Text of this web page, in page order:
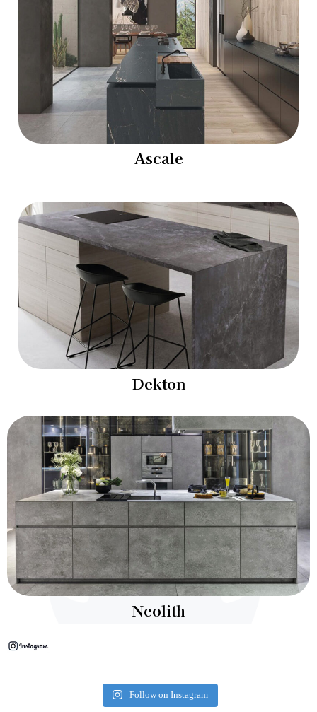
Ascale
Dekton
Neolith
Follow on Instagram